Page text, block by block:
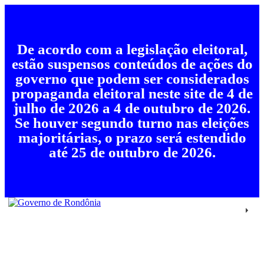
De acordo com a legislação eleitoral,
estão suspensos conteúdos de ações do
governo que podem ser considerados
propaganda eleitoral neste site de 4 de
julho de 2026 a 4 de outubro de 2026.
Se houver segundo turno nas eleições
majoritárias, o prazo será estendido
até 25 de outubro de 2026.